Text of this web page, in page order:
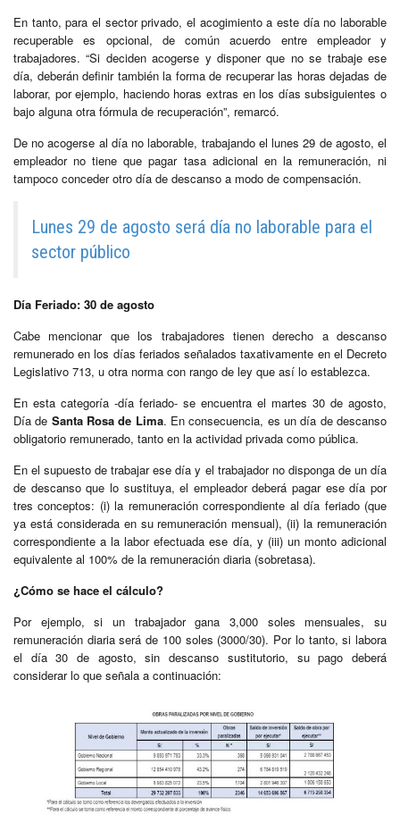
En tanto, para el sector privado, el acogimiento a este día no laborable
recuperable es opcional, de común acuerdo entre empleador y
trabajadores. “Si deciden acogerse y disponer que no se trabaje ese
día, deberán definir también la forma de recuperar las horas dejadas de
laborar, por ejemplo, haciendo horas extras en los días subsiguientes o
bajo alguna otra fórmula de recuperación”, remarcó.
De no acogerse al día no laborable, trabajando el lunes 29 de agosto, el
empleador no tiene que pagar tasa adicional en la remuneración, ni
tampoco conceder otro día de descanso a modo de compensación.
Lunes 29 de agosto será día no laborable para el
sector público
Día Feriado: 30 de agosto
Cabe mencionar que los trabajadores tienen derecho a descanso
remunerado en los días feriados señalados taxativamente en el Decreto
Legislativo 713, u otra norma con rango de ley que así lo establezca.
En esta categoría -día feriado- se encuentra el martes 30 de agosto,
Día de Santa Rosa de Lima. En consecuencia, es un día de descanso
obligatorio remunerado, tanto en la actividad privada como pública.
En el supuesto de trabajar ese día y el trabajador no disponga de un día
de descanso que lo sustituya, el empleador deberá pagar ese día por
tres conceptos: (i) la remuneración correspondiente al día feriado (que
ya está considerada en su remuneración mensual), (ii) la remuneración
correspondiente a la labor efectuada ese día, y (iii) un monto adicional
equivalente al 100% de la remuneración diaria (sobretasa).
¿Cómo se hace el cálculo?
Por ejemplo, si un trabajador gana 3,000 soles mensuales, su
remuneración diaria será de 100 soles (3000/30). Por lo tanto, si labora
el día 30 de agosto, sin descanso sustitutorio, su pago deberá
considerar lo que señala a continuación: